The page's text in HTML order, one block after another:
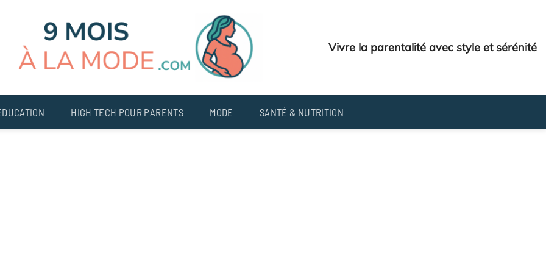
Vivre la parentalité avec style et sérénité
HIGH TECH POUR PARENTS MODE SANTÉ & NUTRITION